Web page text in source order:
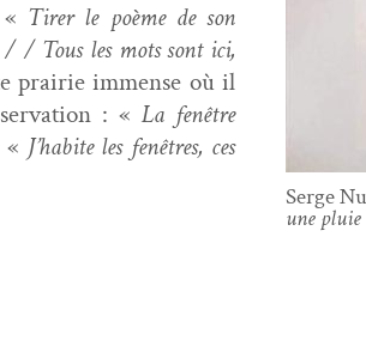
Tir­er le poème de son
/ / Tous les mots sont ici,
prairie immense où il
: «La fenêtre
« J’habite les fenêtres, ces
Serge
une